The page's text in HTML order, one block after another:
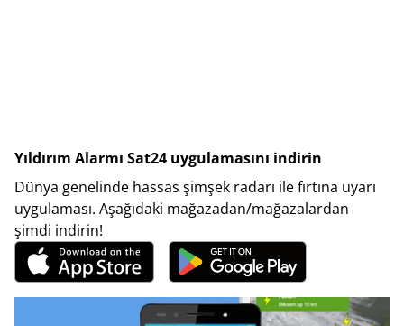
Yıldırım Alarmı Sat24 uygulamasını indirin
Dünya genelinde hassas şimşek radarı ile fırtına uyarı
uygulaması. Aşağıdaki mağazadan/mağazalardan
şimdi indirin!